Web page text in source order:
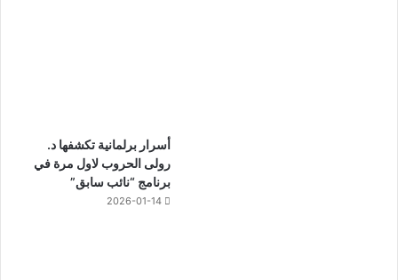
أسرار برلمانية تكشفها د.
رولى الحروب لاول مرة في
برنامج “نائب سابق”
2026-01-14